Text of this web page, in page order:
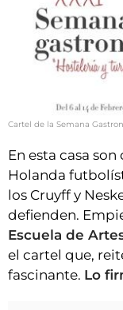
Cartel de la Semana
En esta casa
Holanda
los Cruyff y
defienden.
Escuela de
el cartel que,
fascinante. Lo